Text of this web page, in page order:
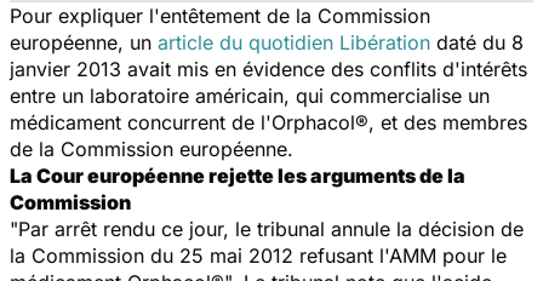
Pour expliquer l'entêtement de la Commission
européenne, un article du quotidien Libération daté du 8
janvier 2013 avait mis en évidence des conflits d'intérêts
entre un laboratoire américain, qui commercialise un
médicament concurrent de l'Orphacol®, et des membres
de la Commission européenne.
La Cour européenne rejette les arguments de la
Commission
"Par arrêt rendu ce jour, le tribunal annule la décision de
la Commission du 25 mai 2012 refusant l'AMM pour le